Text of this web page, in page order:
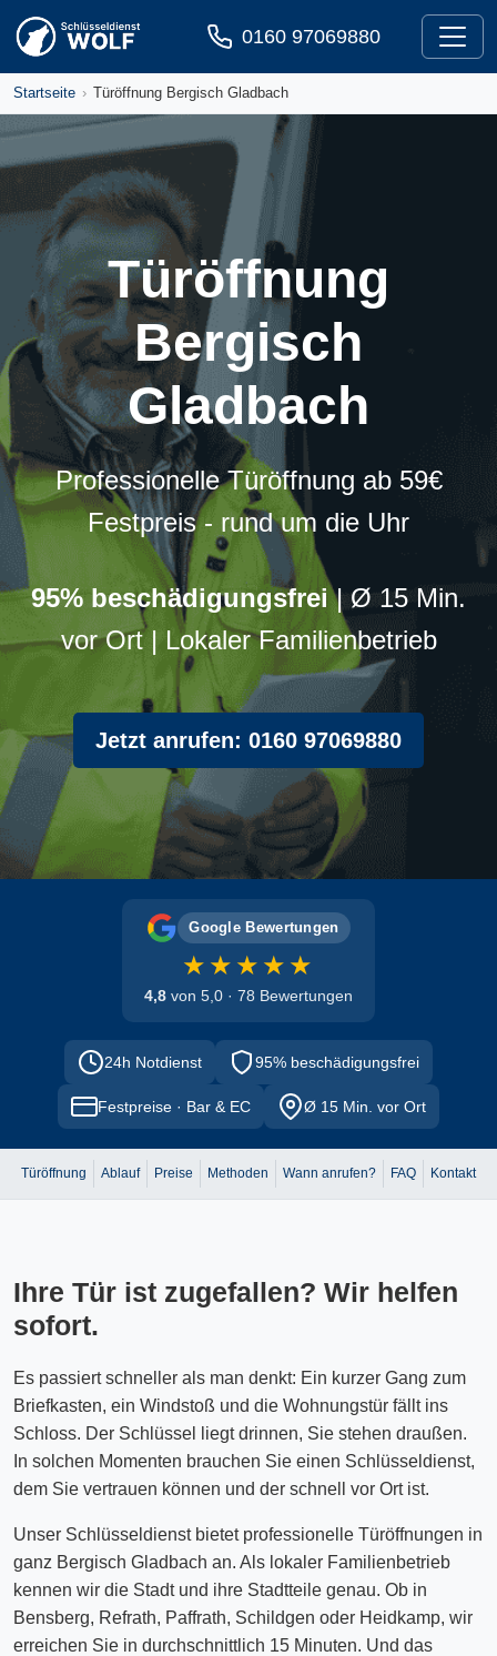
Zum Inhalt springen
0160 97069880
Startseite Türöffnung Bergisch Gladbach
Türöffnung
Bergisch
Gladbach
Professionelle Türöffnung ab 59€
Festpreis - rund um die Uhr
95% beschädigungsfrei| Ø 15 Min.
vor Ort | Lokaler Familienbetrieb
Jetzt anrufen: 0160 97069880
Google Bewertungen
★★★★★
4,8 von 5,0 · 78 Bewertungen
24h Notdienst 95% beschädigungsfrei
Festpreise · Bar & EC Ø 15 Min. vor Ort
Türöffnung Ablauf Preise Methoden Wann anrufen? FAQ Kontakt
Ihre Tür ist zugefallen? Wir helfen
sofort.
Es passiert schneller als man denkt: Ein kurzer Gang zum
Briefkasten, ein Windstoß und die Wohnungstür fällt ins
Schloss. Der Schlüssel liegt drinnen, Sie stehen draußen.
In solchen Momenten brauchen Sie einen Schlüsseldienst,
dem Sie vertrauen können und der schnell vor Ort ist.
Unser Schlüsseldienst bietet professionelle Türöffnungen in
ganz Bergisch Gladbach an. Als lokaler Familienbetrieb
kennen wir die Stadt und ihre Stadtteile genau. Ob in
Bensberg, Refrath, Paffrath, Schildgen oder Heidkamp, wir
erreichen Sie in durchschnittlich 15 Minuten. Und das